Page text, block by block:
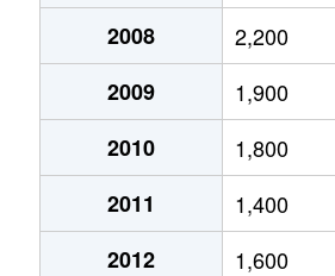
5,700万円
3,000万円 久津川
4,200万円 城陽
700万円 城陽
2008
2,200
2009
1,900
2010
1,800
2011
1,400
2012
1,600